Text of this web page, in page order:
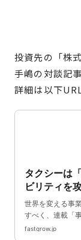
投資先の「株
手嶋の対談記
詳細は以下
タクシーは
ビリティを
作の事業開
世界を変える事
すべく、連載「
ートアップに投
fastgrow.jp